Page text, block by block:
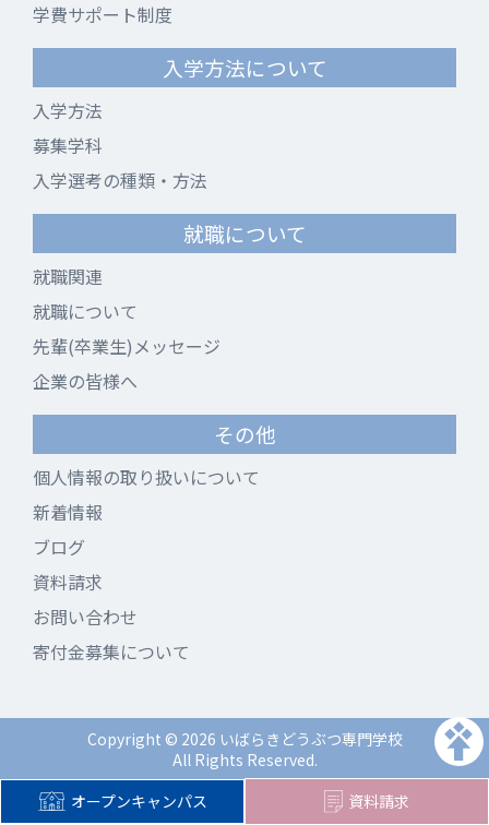
オープンキャンパス 資料請求
学費サポート制度
入学方法について
入学方法
募集学科
入学選考の種類・方法
就職について
就職関連
就職について
先輩(卒業生)メッセージ
企業の皆様へ
その他
個人情報の取り扱いについて
新着情報
ブログ
資料請求
お問い合わせ
寄付金募集について
Copyright © 2026 いばらきどうぶつ専門学校
All Rights Reserved.